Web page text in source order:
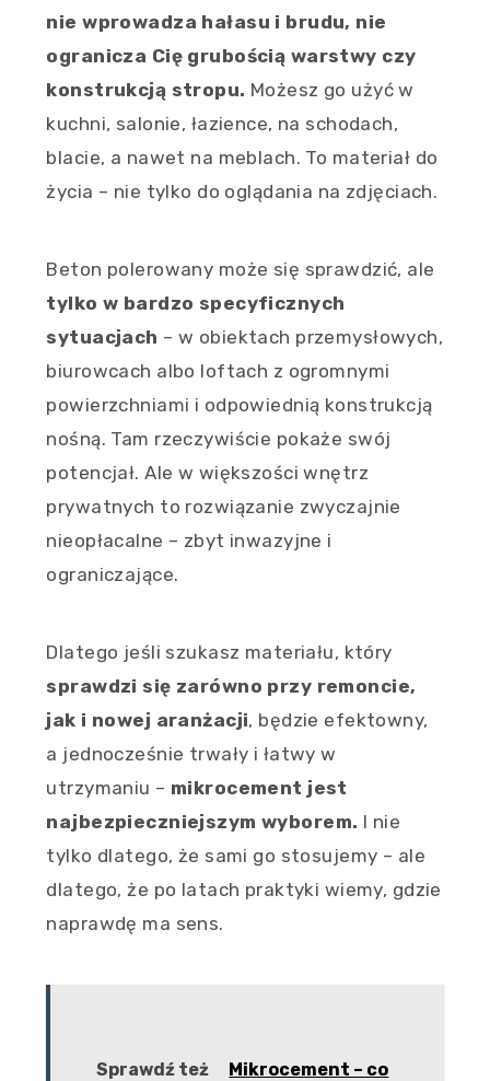
nie wprowadza hałasu i brudu, nie
ogranicza Cię grubością warstwy czy
konstrukcją stropu. Możesz go użyć w
kuchni, salonie, łazience, na schodach,
blacie, a nawet na meblach. To materiał do
życia – nie tylko do oglądania na zdjęciach.
Beton polerowany może się sprawdzić, ale
tylko w bardzo specyficznych
sytuacjach – w obiektach przemysłowych,
biurowcach albo loftach z ogromnymi
powierzchniami i odpowiednią konstrukcją
nośną. Tam rzeczywiście pokaże swój
potencjał. Ale w większości wnętrz
prywatnych to rozwiązanie zwyczajnie
nieopłacalne – zbyt inwazyjne i
ograniczające.
Dlatego jeśli szukasz materiału, który
sprawdzi się zarówno przy remoncie,
jak i nowej aranżacji, będzie efektowny,
a jednocześnie trwały i łatwy w
utrzymaniu – mikrocement jest
najbezpieczniejszym wyborem. I nie
tylko dlatego, że sami go stosujemy – ale
dlatego, że po latach praktyki wiemy, gdzie
naprawdę ma sens.
Sprawdź też Mikrocement – co